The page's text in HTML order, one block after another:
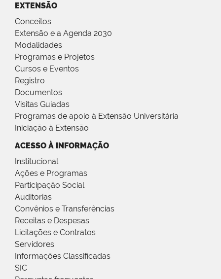
EXTENSÃO
Conceitos
Extensão e a Agenda 2030
Modalidades
Programas e Projetos
Cursos e Eventos
Registro
Documentos
Visitas Guiadas
Programas de apoio à Extensão Universitária
Iniciação à Extensão
ACESSO À INFORMAÇÃO
Institucional
Ações e Programas
Participação Social
Auditorias
Convênios e Transferências
Receitas e Despesas
Licitações e Contratos
Servidores
Informações Classificadas
SIC